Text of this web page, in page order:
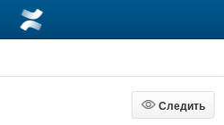
Следить
Следить